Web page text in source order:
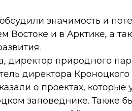
значимость и
Востоке и в Арктике, а
директор природного
директора
о проектах,
заповеднике. Также